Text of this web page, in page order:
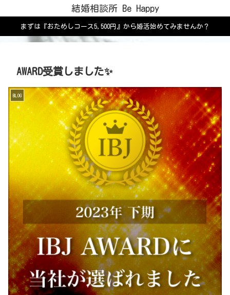
結婚相談所 Be Happy
まずは『おためしコース5,500円』から婚活始めてみませんか？
AWARD受賞しました✨
BLOG